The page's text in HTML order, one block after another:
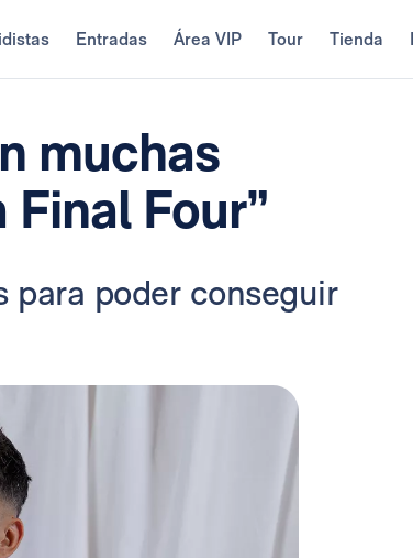
Entradas Área VIP Tour Tienda
muchas
Four”
para poder conseguir